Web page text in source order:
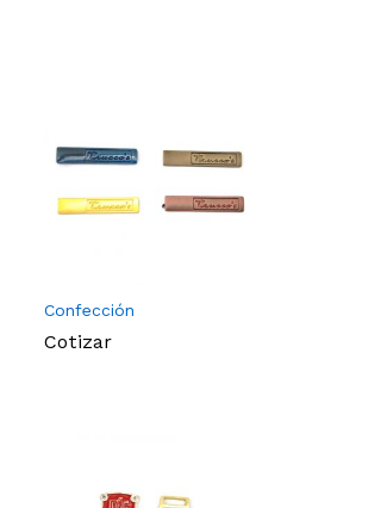
Confección
Cotizar